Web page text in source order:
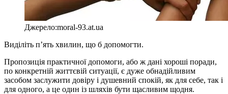
Джерело:moral-93.at.ua
Виділіть п’ять хвилин, що б допомогти.
Пропозиція практичної допомоги, або ж дані хороші поради,
по конкретній життєвій ситуації, є дуже обнадійливим
засобом заслужити довіру і душевний спокій, як для себе, так і
для одного, а це один із шляхів бути щасливим щодня.